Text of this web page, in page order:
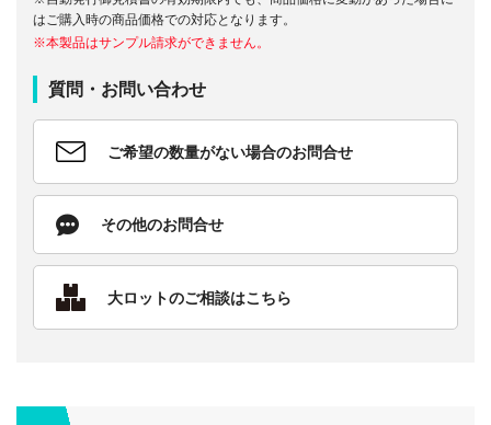
はご購入時の商品価格での対応となります。
※本製品はサンプル請求ができません。
質問・お問い合わせ
ご希望の数量がない場合のお問合せ
その他のお問合せ
大ロットのご相談はこちら